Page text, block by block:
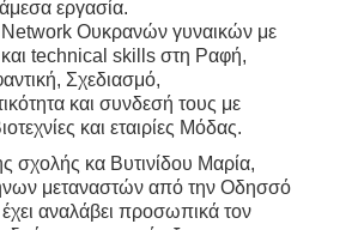
εργασία.
Νetwork Ουκρανών γυναικών με
και technical skills στη Ραφή,
Σχεδιασμό,
και συνδεσή τους με
και εταιρίες Μόδας.
σχολής κα Βυτινίδου Μαρία,
μεταναστών από την Οδησσό
αναλάβει προσωπικά τον